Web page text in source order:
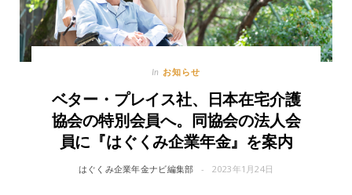
In お知らせ
ベター・プレイス社、日本在宅介護
協会の特別会員へ。同協会の法人会
員に『はぐくみ企業年金』を案内
はぐくみ企業年金ナビ編集部 2023年1月24日